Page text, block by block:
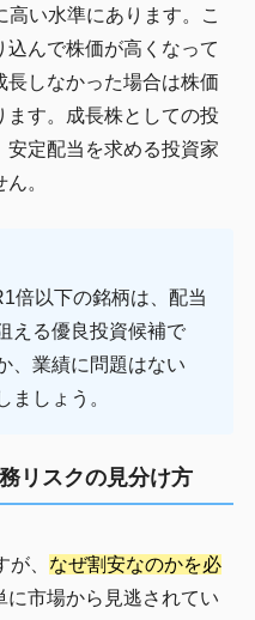
い水準にあります。こ
んで株価が高くなって
長しなかった場合は株価
ます。成長株としての投
安定配当を求める投資家
。
倍以下の銘柄は、配当
える優良投資候補で
、業績に問題はない
ましょう。
リスクの見分け方
、 なぜ割安なのかを必
に市場から見逃されてい